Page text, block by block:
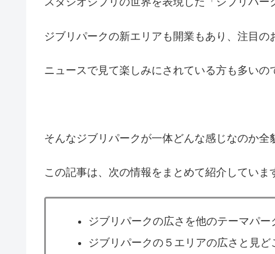
ジブリパークの新エリアも開業もあり、注目の
ニュースで見て楽しみにされている方も多いの
そんなジブリパークが一体どんな感じなのか全
この記事は、次の情報をまとめて紹介していま
ジブリパークの広さを他のテーマパー
ジブリパークの５エリアの広さと見ど